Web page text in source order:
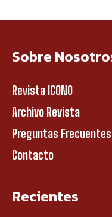
Sobre
Revista ICONO
Archivo Revista
Preguntas Frecuentes
Contacto
Recientes